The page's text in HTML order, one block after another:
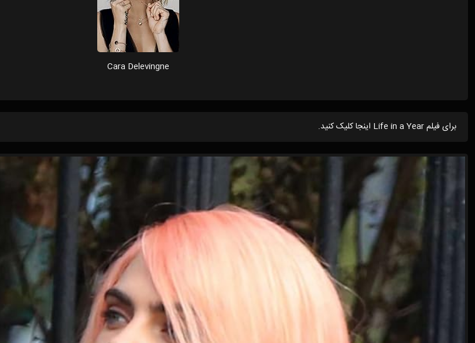
Cara Delevingne
برای فیلم Life in a Year اینجا کلیک کنید.